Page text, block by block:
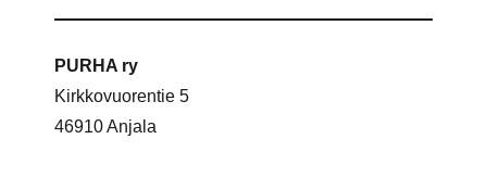
PURHA ry
Kirkkovuorentie 5
46910 Anjala